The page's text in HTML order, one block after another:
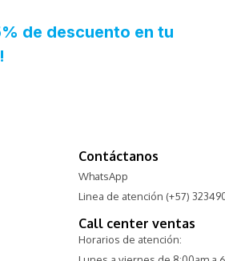
Contáctanos
WhatsApp
Linea de atención (+57)
Call center ventas
Horarios de atención: